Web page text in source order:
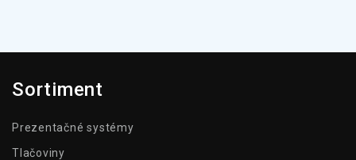
Sortiment
Prezentačné systémy
Tlačoviny